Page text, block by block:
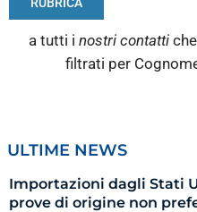
RUBRICA
a tutti i nostri contatti
filtrati per
ULTIME NEWS
Importazioni dagli Stati
prove di origine non